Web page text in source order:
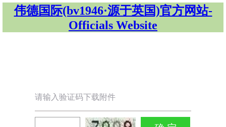
伟德国际(bv1946·源于英国)官方网站-
Officials Website
请输入验证码下载附件